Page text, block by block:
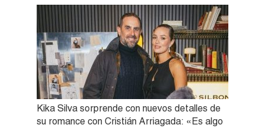
Kika Silva sorprende con nuevos detalles de
su romance con Cristián Arriagada: «Es algo